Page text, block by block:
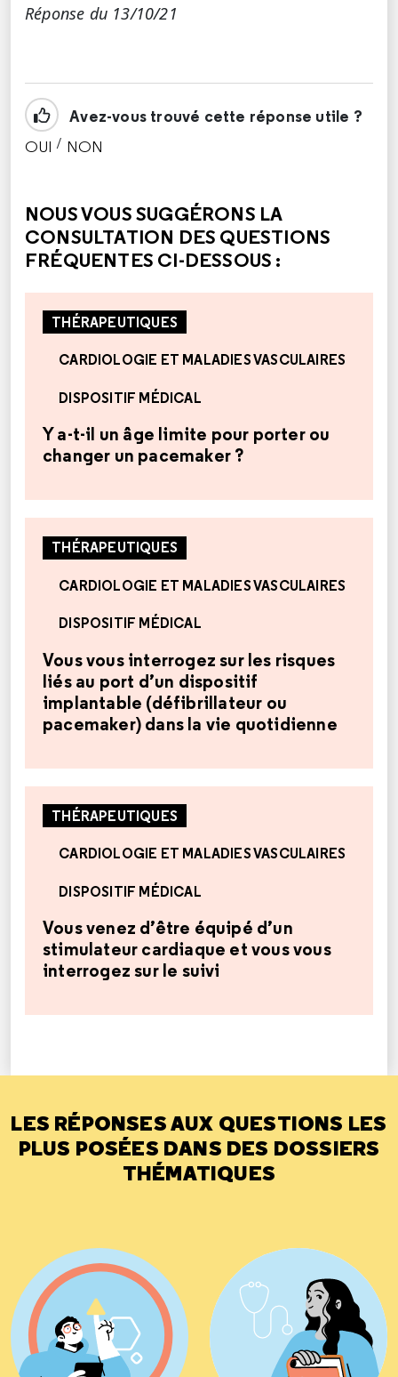
Réponse du 13/10/21
Avez-vous trouvé cette réponse utile ?
OUI / NON
NOUS VOUS SUGGÉRONS LA
CONSULTATION DES QUESTIONS
FRÉQUENTES CI-DESSOUS :
THÉRAPEUTIQUES
CARDIOLOGIE ET MALADIES VASCULAIRES
DISPOSITIF MÉDICAL
Y a-t-il un âge limite pour porter ou
changer un pacemaker ?
THÉRAPEUTIQUES
CARDIOLOGIE ET MALADIES VASCULAIRES
DISPOSITIF MÉDICAL
Vous vous interrogez sur les risques
liés au port d’un dispositif
implantable (défibrillateur ou
pacemaker) dans la vie quotidienne
THÉRAPEUTIQUES
CARDIOLOGIE ET MALADIES VASCULAIRES
DISPOSITIF MÉDICAL
Vous venez d’être équipé d’un
stimulateur cardiaque et vous vous
interrogez sur le suivi
LES RÉPONSES AUX QUESTIONS LES
PLUS POSÉES DANS DES DOSSIERS
THÉMATIQUES